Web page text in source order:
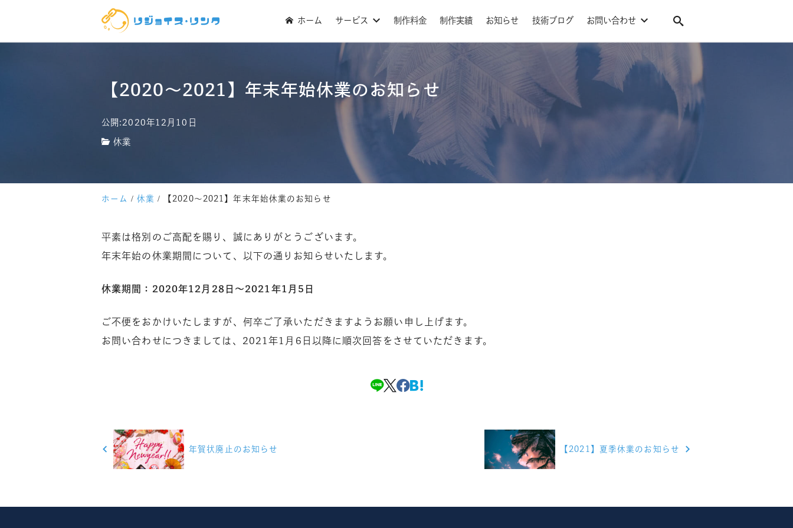
ホーム サービス 制作料金 制作実績 お知らせ 技術ブログ お問い合わせ
【2020～2021】年末年始休業のお知らせ
公開:2020年12月10日
休業
ホーム 休業 【2020～2021】年末年始休業のお知らせ
平素は格別のご高配を賜り、誠にありがとうございます。
年末年始の休業期間について、以下の通りお知らせいたします。
休業期間：2020年12月28日～2021年1月5日
ご不便をおかけいたしますが、何卒ご了承いただきますようお願い申し上げます。
お問い合わせにつきましては、2021年1月6日以降に順次回答をさせていただきます。
投
稿
年賀状廃止のお知らせ 【2021】夏季休業のお知らせ